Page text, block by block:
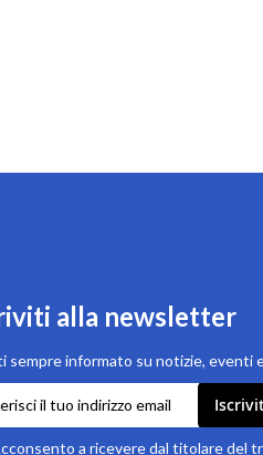
alla newsletter
sempre informato su notizie, eventi
a ricevere dal titolare del